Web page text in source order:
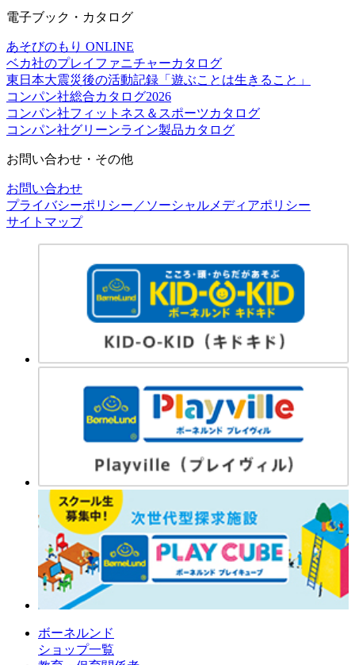
電子ブック・カタログ
あそびのもり ONLINE
ベカ社のプレイファニチャーカタログ
東日本大震災後の活動記録「遊ぶことは生きること」
コンパン社総合カタログ2026
コンパン社フィットネス＆スポーツカタログ
コンパン社グリーンライン製品カタログ
お問い合わせ・その他
お問い合わせ
プライバシーポリシー／ソーシャルメディアポリシー
サイトマップ
ボーネルンド
ショップ一覧